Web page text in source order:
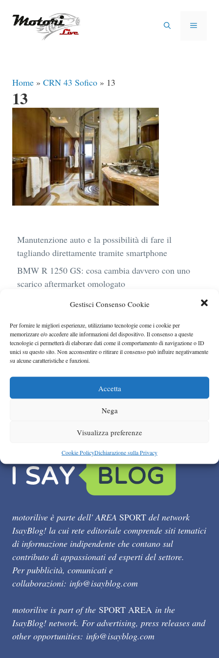
Gestisci Consenso Cookie
Per fornire le migliori esperienze, utilizziamo tecnologie come i cookie per
memorizzare e/o accedere alle informazioni del dispositivo. Il consenso a queste
tecnologie ci permetterà di elaborare dati come il comportamento di navigazione o ID
unici su questo sito. Non acconsentire o ritirare il consenso può influire negativamente
su alcune caratteristiche e funzioni.
Accetta
Nega
Visualizza preferenze
Cookie PolicyDichiarazione sulla Privacy
MENU
Home » CRN 43 Sofico » 13
13
Manutenzione auto e la possibilità di fare il
tagliando direttamente tramite smartphone
BMW R 1250 GS: cosa cambia davvero con uno
scarico aftermarket omologato
Audi Q4 e-Tron 40 Business elettrica: mobilità
termine
Ufficiale l’arrivo degli stop lampeggianti
obbligatori in Italia
Le caratteristiche del motore Turbo 100 di
motorilive è parte dell' AREA SPORT del network
IsayBlog! la cui rete editoriale comprende siti tematici
di informazione indipendente che contano sul
contributo di appassionati ed esperti del settore.
Per pubblicità, comunicati e
collaborazioni: info@isayblog.com
motorilive is part of the SPORT AREA in the
IsayBlog! network. For advertising, press releases and
other opportunities: info@isayblog.com